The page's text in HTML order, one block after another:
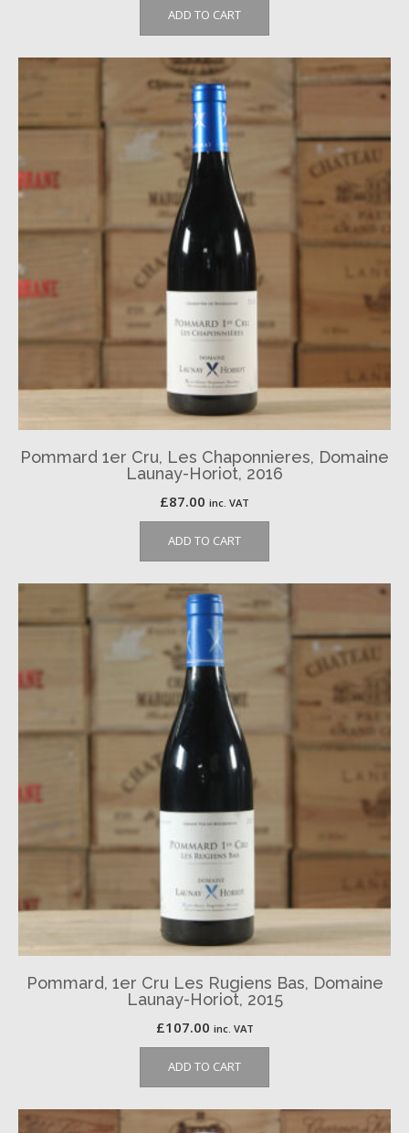
ADD TO CART
Pommard 1er Cru, Les Chaponnieres, Domaine
Launay-Horiot, 2016
£87.00 inc. VAT
ADD TO CART
Pommard, 1er Cru Les Rugiens Bas, Domaine
Launay-Horiot, 2015
£107.00 inc. VAT
ADD TO CART